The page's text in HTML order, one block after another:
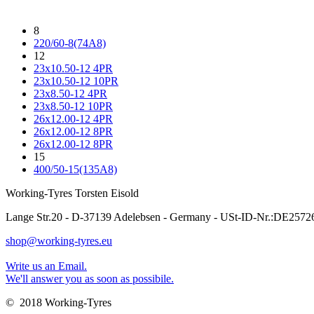
8
220/60-8(74A8)
12
23x10.50-12 4PR
23x10.50-12 10PR
23x8.50-12 4PR
23x8.50-12 10PR
26x12.00-12 4PR
26x12.00-12 8PR
26x12.00-12 8PR
15
400/50-15(135A8)
Working-Tyres Torsten Eisold
Lange Str.20 - D-37139 Adelebsen - Germany - USt-ID-
shop@working-tyres.eu
Write us an Email.
We'll answer you as soon as possibile.
© 2018 Working-Tyres